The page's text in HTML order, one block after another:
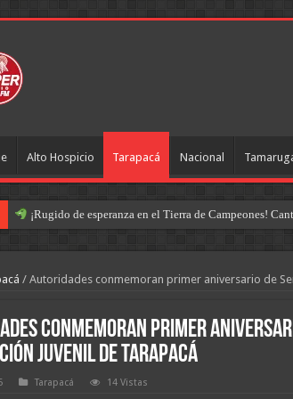
Alto Hospicio Tarapacá Nacional
¡Rugido de esperanza en el Tierra de Campeones!
/ Autoridades conmemoran primer aniversario de
conmemoran primer
Juvenil de Tarapacá
Tarapacá 14 Vistas